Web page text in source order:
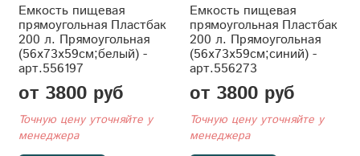
Емкость пищевая
прямоугольная Пластбак
200 л. Прямоугольная
(56x73x59см;белый) -
арт.556197
от 3800 руб
Точную цену уточняйте у
менеджера
Емкость пищевая
прямоугольная Пластбак
200 л. Прямоугольная
(56x73x59см;синий) -
арт.556273
от 3800 руб
Точную цену уточняйте у
менеджера